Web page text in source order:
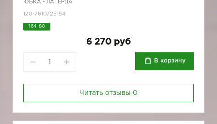
ЮБКА - ЛАТЕРЦА
120-7610/25154
164-80
6 270 руб
В корзину
Читать отзывы 0